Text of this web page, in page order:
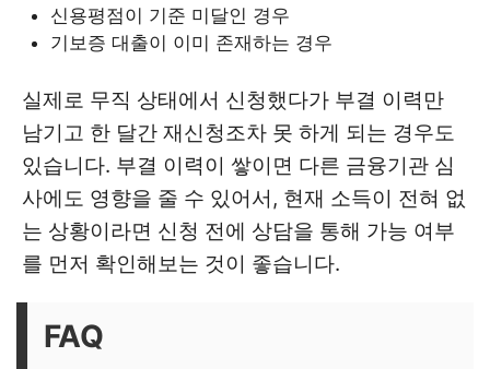
신용평점이 기준 미달인 경우
기보증 대출이 이미 존재하는 경우
실제로 무직 상태에서 신청했다가 부결 이력만
남기고 한 달간 재신청조차 못 하게 되는 경우도
있습니다. 부결 이력이 쌓이면 다른 금융기관 심
사에도 영향을 줄 수 있어서, 현재 소득이 전혀 없
는 상황이라면 신청 전에 상담을 통해 가능 여부
를 먼저 확인해보는 것이 좋습니다.
FAQ